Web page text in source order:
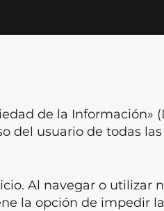
de la Información»
del usuario de todas
Al navegar o utilizar
la opción de impedir la